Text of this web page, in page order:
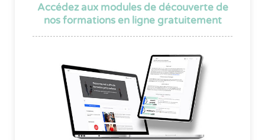
Accédez aux modules de découverte de
nos formations en ligne gratuitement